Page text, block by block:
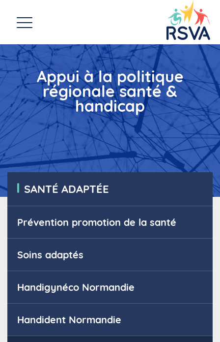
Appui à la politique
régionale santé &
handicap
SANTÉ ADAPTÉE
Prévention promotion de la santé
Soins adaptés
Handigynéco Normandie
Handident Normandie